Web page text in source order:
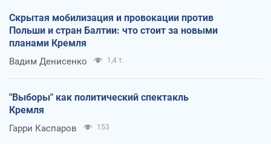
Скрытая мобилизация и провокации против
Польши и стран Балтии: что стоит за новыми
планами Кремля
Вадим Денисенко 1,4 т.
"Выборы" как политический спектакль
Кремля
Гарри Каспаров 153